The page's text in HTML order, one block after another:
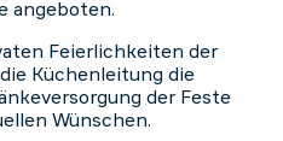
angeboten.
Feierlichkeiten der
Küchenleitung die
der Feste
Wünschen.